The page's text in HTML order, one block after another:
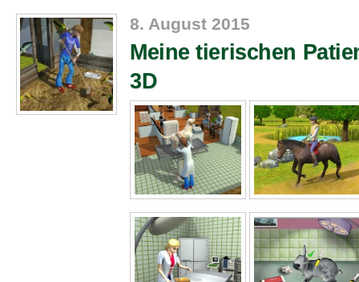
8. August 2015
Meine tierischen
3D